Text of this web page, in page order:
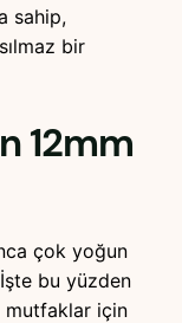
sahip,
bir
12mm
çok yoğun
bu yüzden
mutfaklar için